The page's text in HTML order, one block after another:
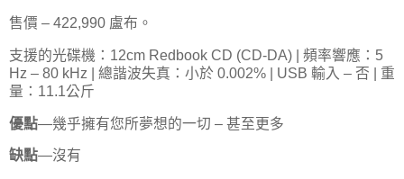
售價 – 422,990 盧布。
支援的光碟機：12cm Redbook CD (CD-DA) | 頻率響應：5
Hz – 80 kHz | 總諧波失真：小於 0.002% | USB 輸入 – 否 | 重
量：11.1公斤
優點—幾乎擁有您所夢想的一切 – 甚至更多
缺點—沒有